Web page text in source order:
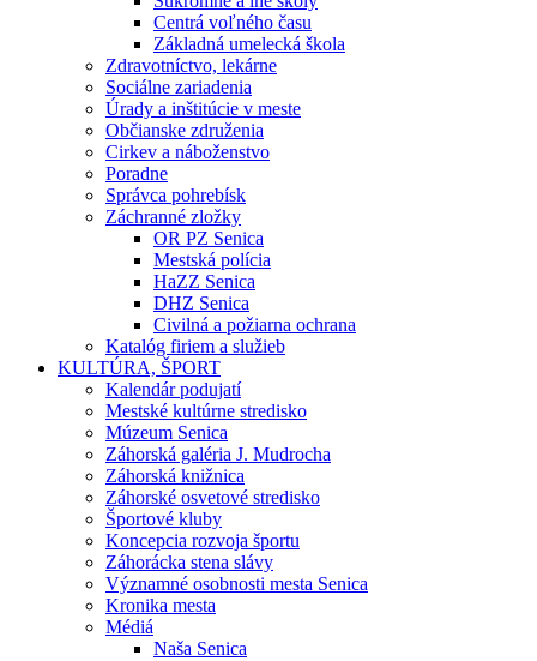
Centrá voľného času
Základná umelecká škola
Zdravotníctvo, lekárne
Sociálne zariadenia
Úrady a inštitúcie v meste
Občianske združenia
Cirkev a náboženstvo
Poradne
Správca pohrebísk
Záchranné zložky
OR PZ Senica
Mestská polícia
HaZZ Senica
DHZ Senica
Civilná a požiarna ochrana
Katalóg firiem a služieb
KULTÚRA, ŠPORT
Kalendár podujatí
Mestské kultúrne stredisko
Múzeum Senica
Záhorská galéria J. Mudrocha
Záhorská knižnica
Záhorské osvetové stredisko
Športové kluby
Koncepcia rozvoja športu
Záhorácka stena slávy
Významné osobnosti mesta Senica
Kronika mesta
Médiá
Naša Senica